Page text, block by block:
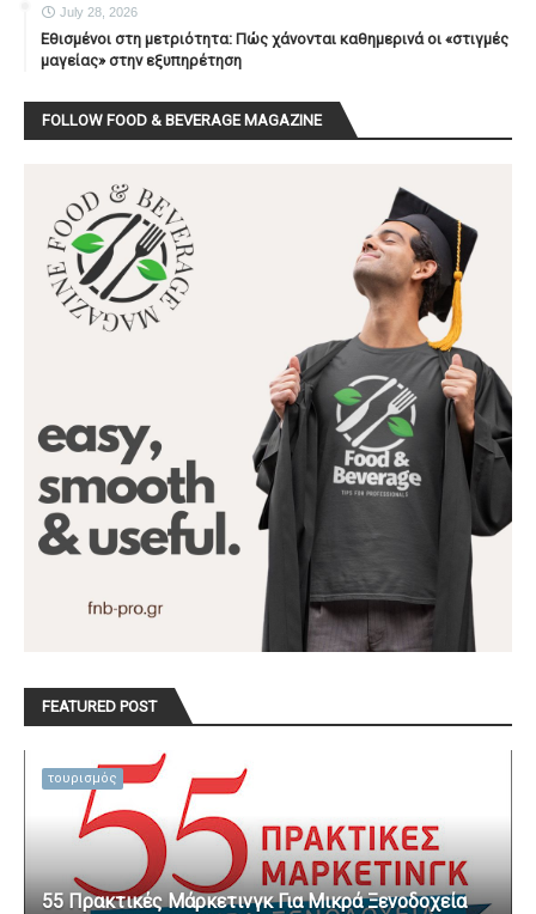
July 28, 2026
Εθισμένοι στη μετριότητα: Πώς χάνονται καθημερινά οι «στιγμές
μαγείας» στην εξυπηρέτηση
FOLLOW FOOD & BEVERAGE MAGAZINE
FEATURED POST
τουρισμός
55 Πρακτικές Μάρκετινγκ Για Μικρά Ξενοδοχεία